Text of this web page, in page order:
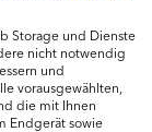
Storage und Dienste
nicht notwendig
und
vorausgewählten,
die mit Ihnen
Endgerät sowie